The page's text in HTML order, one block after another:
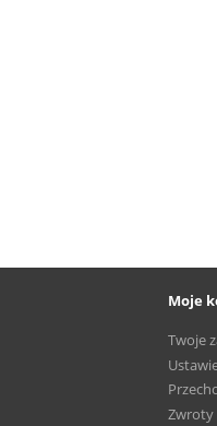
Moje
Twoje
Zwroty